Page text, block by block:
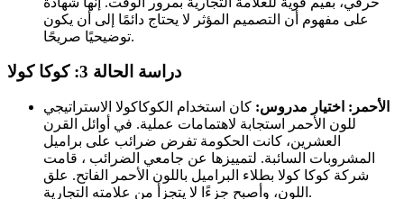
على مفهوم أن التصميم المؤثر لا يحتاج دائمًا إلى أن يكون
توضيحيًا صريحًا.
دراسة الحالة 3: كوكا كولا
الأحمر: اختيار مدروس: كان استخدام الكوكاكولا الاستراتيجي
للون الأحمر استجابة لاهتمامات عملية. في أوائل القرن
العشرين، كانت الحكومة تفرض ضرائب على براميل
المشروبات السائبة. لتمييزها عن جامعي الضرائب ، قامت
شركة كوكا كولا بطلاء البراميل باللون الأحمر الفاتح. علق
اللون، وأصبح جزءًا لا يتجزأ من علامته التجارية.